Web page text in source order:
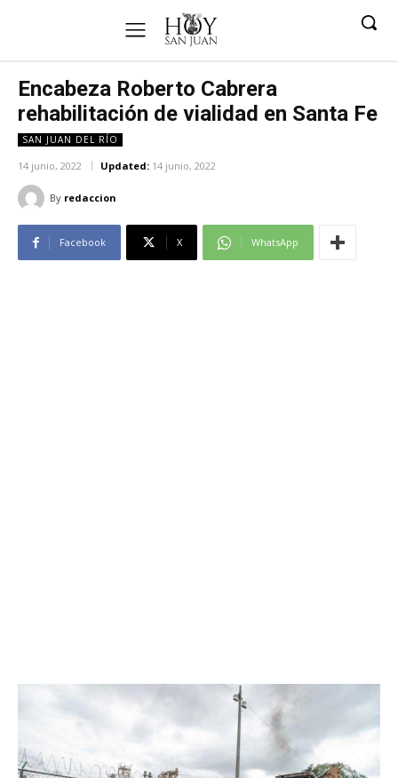
Encabeza Roberto Cabrera
rehabilitación de vialidad en Santa Fe
SAN JUAN DEL RÍO
14 junio, 2022 Updated: 14 junio, 2022
By redaccion
Facebook X WhatsApp